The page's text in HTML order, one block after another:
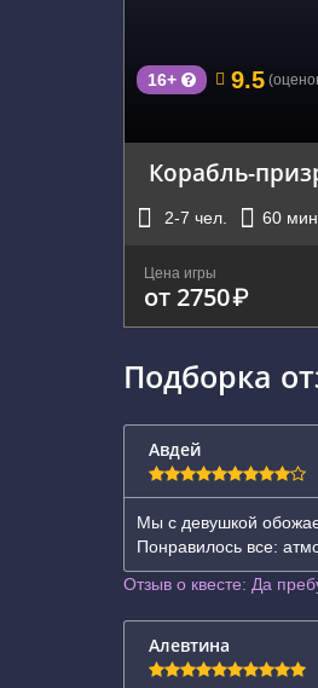
16+ 9.5
Корабль-
2-7 чел. 60 мин.
Цена игры
от 2750₽
Подборка
Авдей
Мы с девушкой
Понравилось все:
Отзыв о квесте: Да
Алевтина